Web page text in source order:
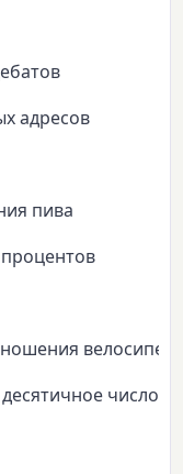
адресов
пива
число